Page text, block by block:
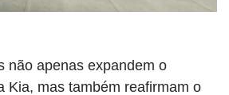
não apenas expandem o
Kia, mas também reafirmam o